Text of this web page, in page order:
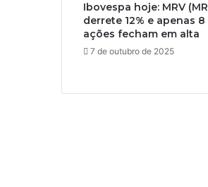
Ibovespa hoje: MRV
derrete 12% e apenas 8
ações fecham em alta
7 de outubro de 2025